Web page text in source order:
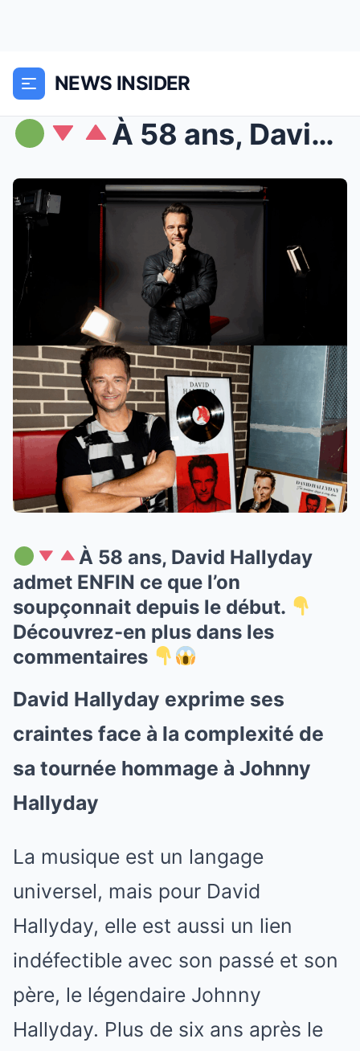
NEWS INSIDER
À 58 ans, David Hallyday admet ENFIN ce que l&#...
À 58 ans, David Hallyday
admet ENFIN ce que l’on
soupçonnait depuis le début.
Découvrez-en plus dans les
commentaires
David Hallyday exprime ses
craintes face à la complexité de
sa tournée hommage à Johnny
Hallyday
La musique est un langage
universel, mais pour David
Hallyday, elle est aussi un lien
indéfectible avec son passé et son
père, le légendaire Johnny
Hallyday. Plus de six ans après le